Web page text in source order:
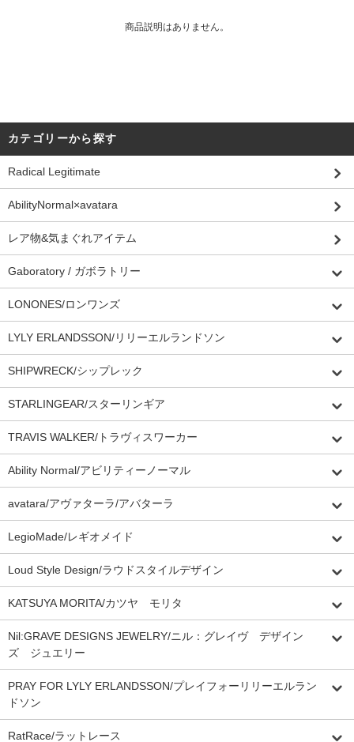
商品説明はありません。
カテゴリーから探す
Radical Legitimate
AbilityNormal×avatara
レア物&気まぐれアイテム
Gaboratory / ガボラトリー
LONONES/ロンワンズ
LYLY ERLANDSSON/リリーエルランドソン
SHIPWRECK/シップレック
STARLINGEAR/スターリンギア
TRAVIS WALKER/トラヴィスワーカー
Ability Normal/アビリティーノーマル
avatara/アヴァターラ/アバターラ
LegioMade/レギオメイド
Loud Style Design/ラウドスタイルデザイン
KATSUYA MORITA/カツヤ モリタ
Nil:GRAVE DESIGNS JEWELRY/ニル：グレイヴ デザイン
ズ ジュエリー
PRAY FOR LYLY ERLANDSSON/プレイフォーリリーエルラン
ドソン
RatRace/ラットレース